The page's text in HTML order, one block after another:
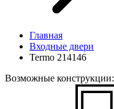
Главная
Входные двери
Termo 214146
Возможные конструкции: